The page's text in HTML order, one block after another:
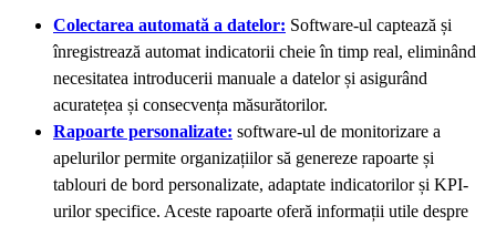
Colectarea automată a datelor: Software-ul captează și
înregistrează automat indicatorii cheie în timp real, eliminând
necesitatea introducerii manuale a datelor și asigurând
acuratețea și consecvența măsurătorilor.
Rapoarte personalizate: software-ul de monitorizare a
apelurilor permite organizațiilor să genereze rapoarte și
tablouri de bord personalizate, adaptate indicatorilor și KPI-
urilor specifice. Aceste rapoarte oferă informații utile despre